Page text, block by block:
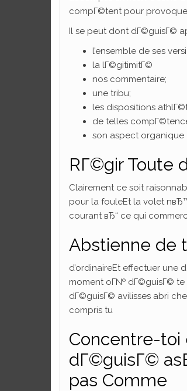
compГ©tent pour
Il se peut dont dГ©guisГ©
l’ensemble de ses
la lГ©gitimitГ©
nos commentaire;
une tribu;
les dispositions
de telles
son aspect organique
RГ©gir Toute
Clairement ce soit
pour la fouleEt la volet
courant вЂ“ ce qui
Abstienne de
d’ordinaireEt effectuer
moment oГ№ dГ©guisГ© te
dГ©guisГ© avilisses abri
compris tu
Concentre-toi
dГ©guisГ©
pas Comme